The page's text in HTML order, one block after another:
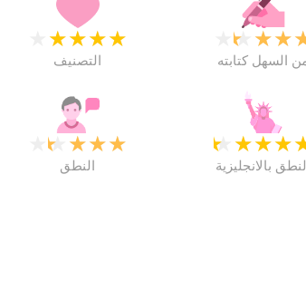
★
★
★
★
التصنيف
★
★
★
السهل كتابته
★
★
★
★
النطق
★
★
★
★
بالانجليزية